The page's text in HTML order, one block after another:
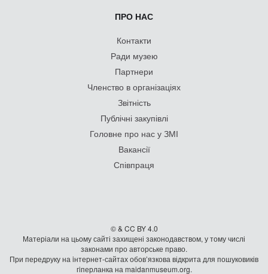
ПРО НАС
Контакти
Ради музею
Партнери
Членство в організаціях
Звітність
Публічні закупівлі
Головне про нас у ЗМІ
Вакансії
Співпраця
© & CC BY 4.0
Матеріали на цьому сайті захищені законодавством, у тому числі
законами про авторське право.
При передруку на iнтернет-сайтах обов’язкова відкрита для пошуковиків
гiперланка на maidanmuseum.org.